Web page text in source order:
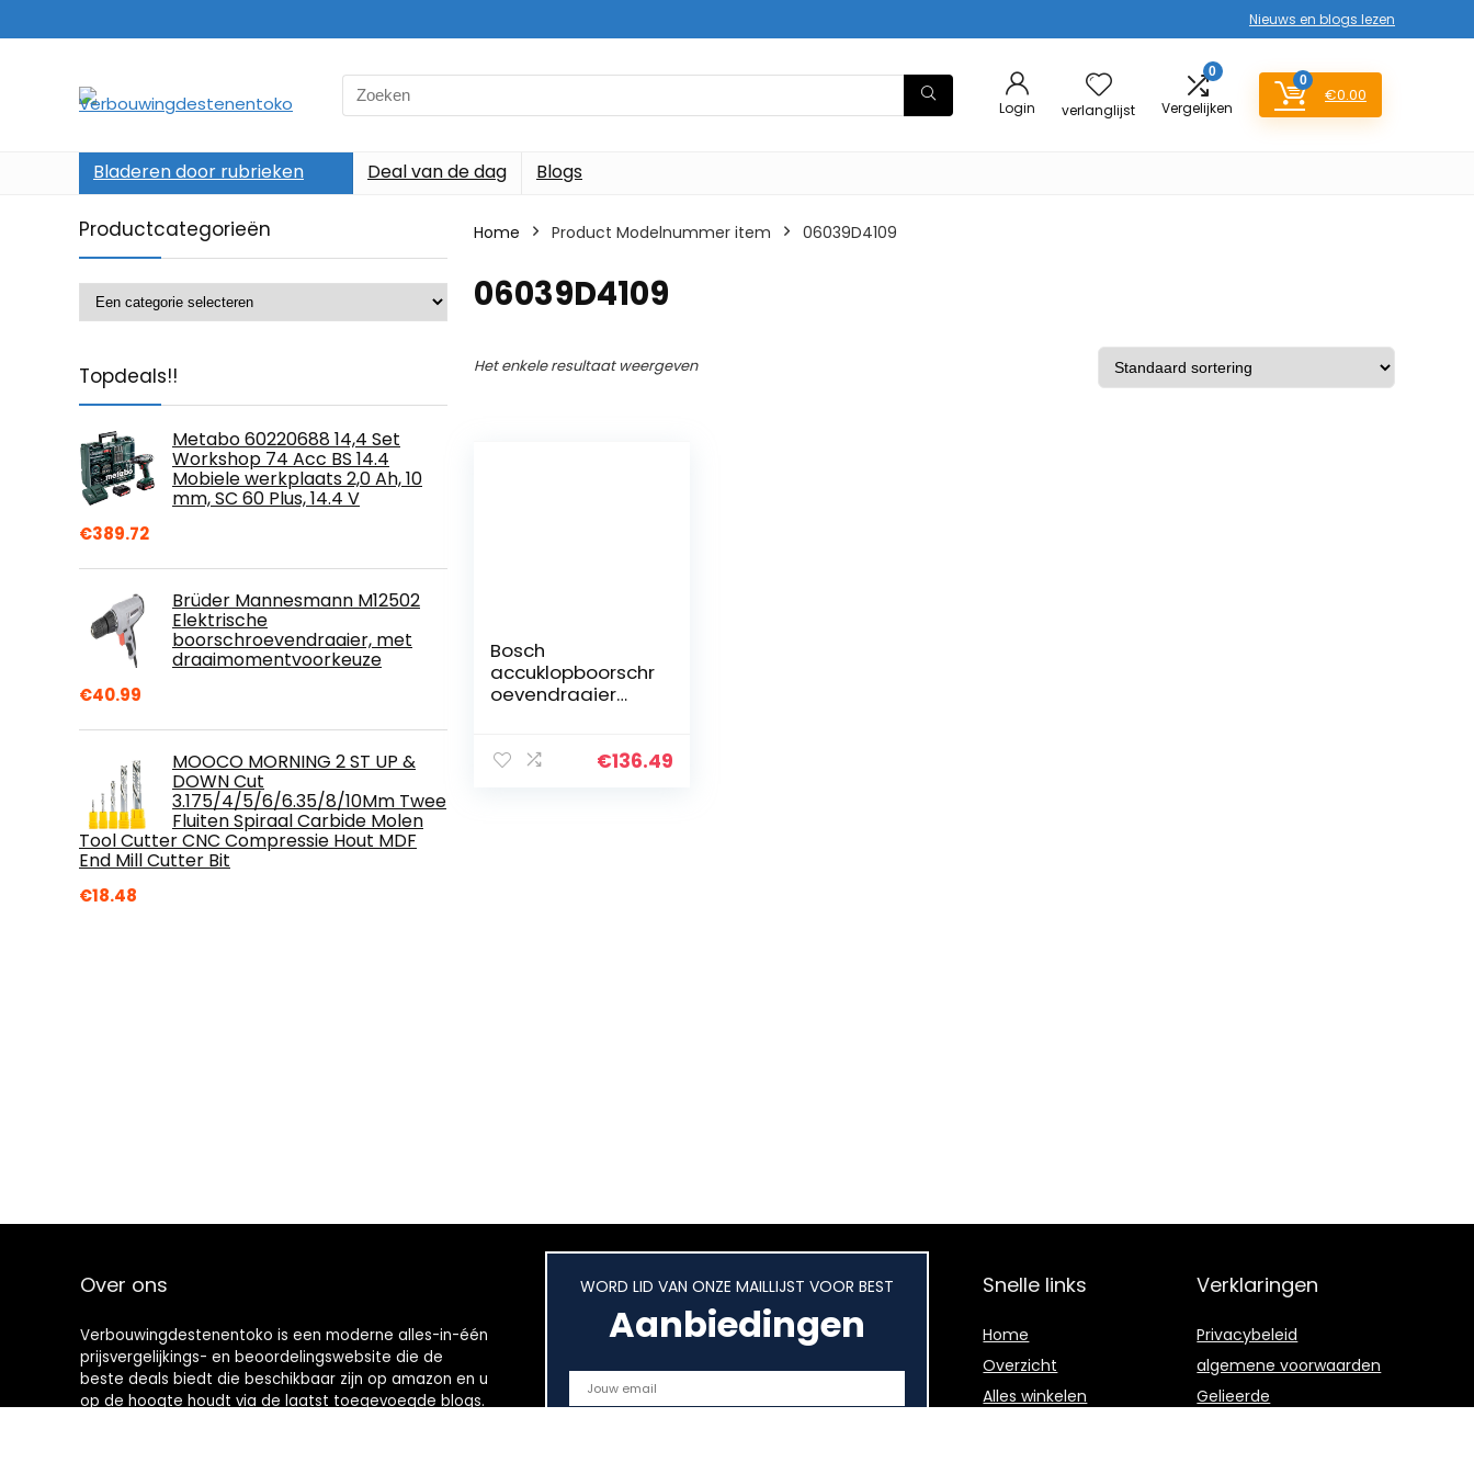
Nieuws en blogs lezen
Search
for:
Login verlanglijst
0
Vergelijken
0
€0.00
Bladeren door rubrieken Deal van de dag Blogs
Productcategorieën
Topdeals!!
Metabo 60220688 14,4 Set
Workshop 74 Acc BS 14.4
Mobiele werkplaats 2,0 Ah, 10
mm, SC 60 Plus, 14.4 V
€389.72
Brüder Mannesmann M12502
Elektrische
boorschroevendraaier, met
draaimomentvoorkeuze
€40.99
MOOCO MORNING 2 ST UP &
DOWN Cut
3.175/4/5/6/6.35/8/10Mm Twee
Fluiten Spiraal Carbide Molen
Tool Cutter CNC Compressie Hout MDF
End Mill Cutter Bit
€18.48
Home Product Modelnummer item ‎06039D4109
‎06039D4109
Het enkele resultaat weergeven
Bosch
accuklopboorschr
oevendraaier
System, in koffer)
€136.49
Over ons
Verbouwingdestenentoko is een moderne alles-in-één
prijsvergelijkings- en beoordelingswebsite die de
beste deals biedt die beschikbaar zijn op amazon en u
op de hoogte houdt via de laatst toegevoegde blogs.
WORD LID VAN ONZE MAILLIJST VOOR BEST
Aanbiedingen
Snelle links
Home
Overzicht
Alles winkelen
Verklaringen
Privacybeleid
algemene voorwaarden
Gelieerde